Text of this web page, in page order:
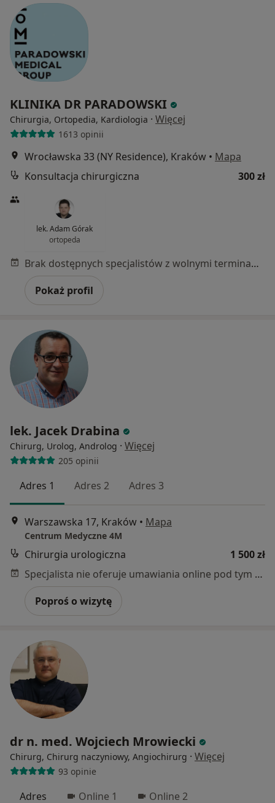
KLINIKA DR PARADOWSKI
Chirurgia, Ortopedia, Kardiologia · Więcej
1613 opinii
Wrocławska 33 (NY Residence), Kraków • Mapa
Konsultacja chirurgiczna
300 zł
lek. Adam Górak
ortopeda
Brak dostępnych specjalistów z wolnymi terminami w tym centrum medycznym.
Pokaż profil
lek. Jacek Drabina
Chirurg, Urolog, Androlog · Więcej
205 opinii
Adres 1 Adres 2 Adres 3
Warszawska 17, Kraków • Mapa
Centrum Medyczne 4M
Chirurgia urologiczna
1 500 zł
Specjalista nie oferuje umawiania online pod tym adresem.
Poproś o wizytę
dr n. med. Wojciech Mrowiecki
Chirurg, Chirurg naczyniowy, Angiochirurg · Więcej
93 opinie
Adres Online 1 Online 2